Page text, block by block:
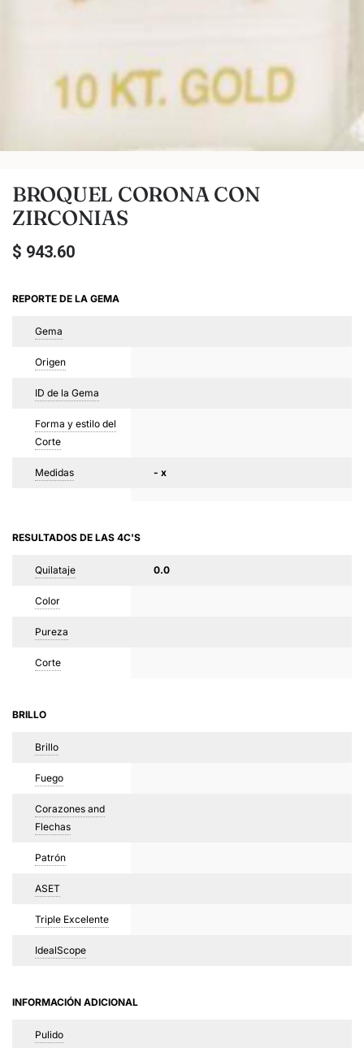
BROQUEL CORONA CON
ZIRCONIAS
$ 943.60
REPORTE DE LA GEMA
Gema
Origen
ID de la Gema
Forma y estilo del
Corte
Medidas - x
RESULTADOS DE LAS 4C'S
Quilataje 0.0
Color
Pureza
Corte
BRILLO
Brillo
Fuego
Corazones and
Flechas
Patrón
ASET
Triple Excelente
IdealScope
INFORMACIÓN ADICIONAL
Pulido